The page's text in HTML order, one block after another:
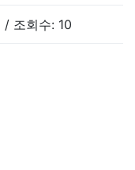
조회수: 10